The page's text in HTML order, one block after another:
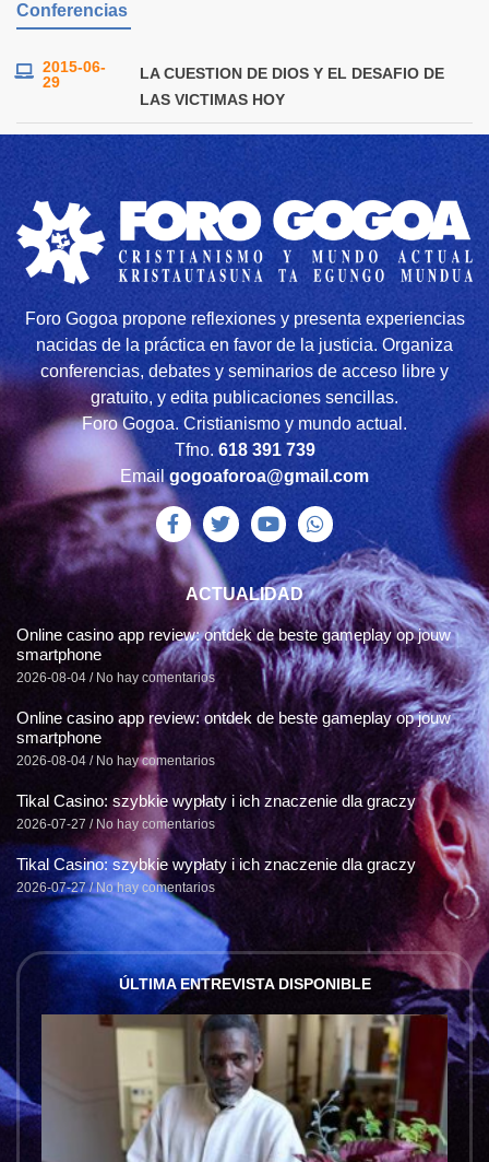
Conferencias
2015-06-
29
LA CUESTION DE DIOS Y EL DESAFIO DE
LAS VICTIMAS HOY
Foro Gogoa propone reflexiones y presenta experiencias
nacidas de la práctica en favor de la justicia. Organiza
conferencias, debates y seminarios de acceso libre y
gratuito, y edita publicaciones sencillas.
Foro Gogoa. Cristianismo y mundo actual.
Tfno. 618 391 739
Emailgogoaforoa@gmail.com
ACTUALIDAD
Online casino app review: ontdek de beste gameplay op jouw
smartphone
2026-08-04 No hay comentarios
Online casino app review: ontdek de beste gameplay op jouw
smartphone
2026-08-04 No hay comentarios
Tikal Casino: szybkie wypłaty i ich znaczenie dla graczy
2026-07-27 No hay comentarios
Tikal Casino: szybkie wypłaty i ich znaczenie dla graczy
2026-07-27 No hay comentarios
ÚLTIMA ENTREVISTA DISPONIBLE